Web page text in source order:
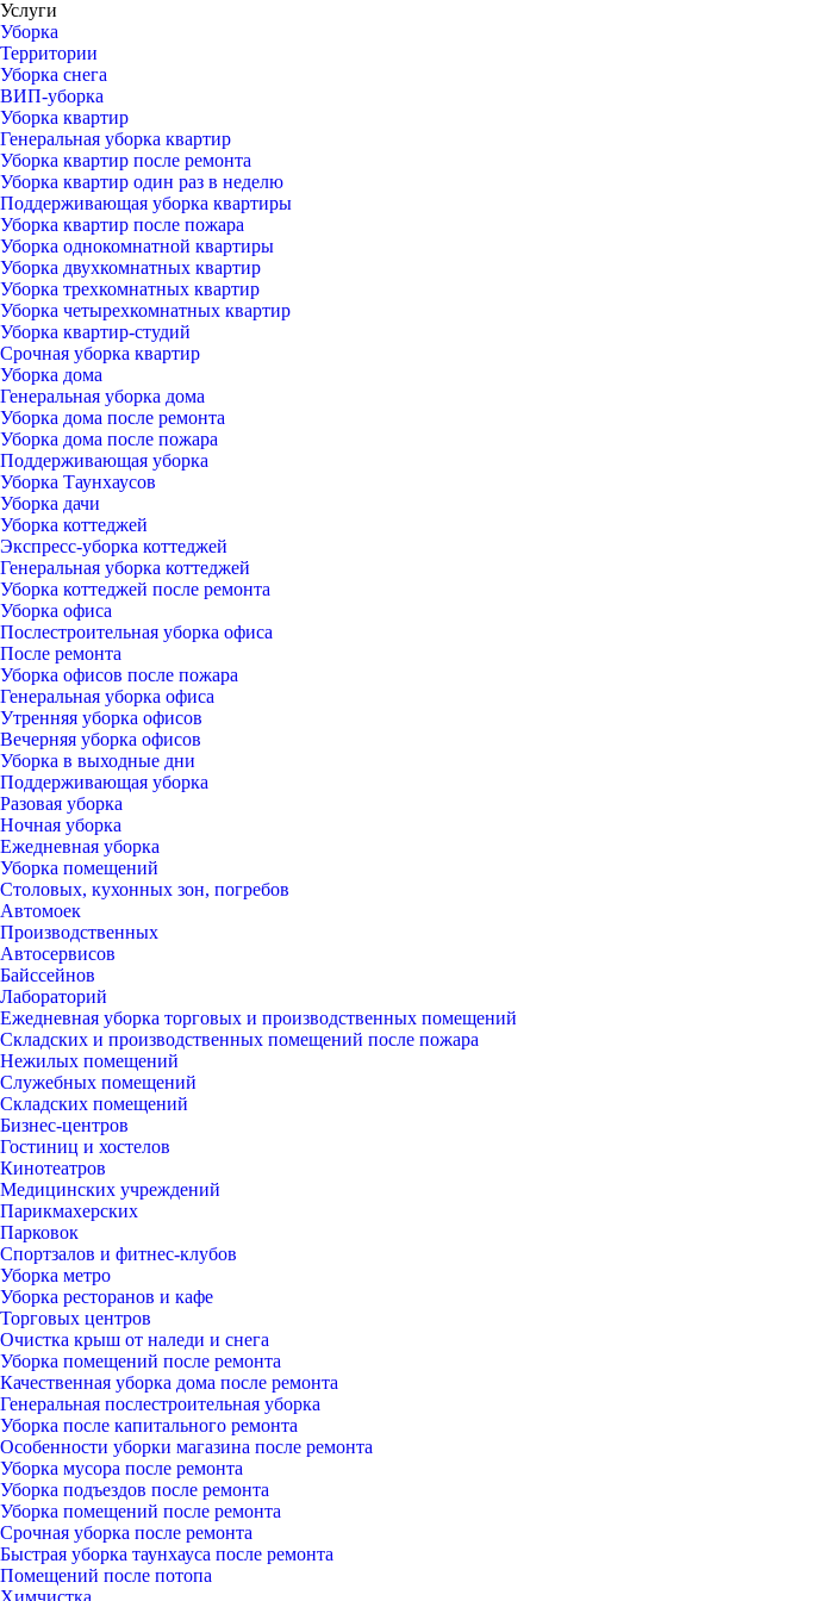
Услуги
Уборка
Территории
Уборка снега
ВИП-уборка
Уборка квартир
Генеральная уборка квартир
Уборка квартир после ремонта
Уборка квартир один раз в неделю
Поддерживающая уборка квартиры
Уборка квартир после пожара
Уборка однокомнатной квартиры
Уборка двухкомнатных квартир
Уборка трехкомнатных квартир
Уборка четырехкомнатных квартир
Уборка квартир-студий
Срочная уборка квартир
Уборка дома
Генеральная уборка дома
Уборка дома после ремонта
Уборка дома после пожара
Поддерживающая уборка
Уборка Таунхаусов
Уборка дачи
Уборка коттеджей
Экспресс-уборка коттеджей
Генеральная уборка коттеджей
Уборка коттеджей после ремонта
Уборка офиса
Послестроительная уборка офиса
После ремонта
Уборка офисов после пожара
Генеральная уборка офиса
Утренняя уборка офисов
Вечерняя уборка офисов
Уборка в выходные дни
Поддерживающая уборка
Разовая уборка
Ночная уборка
Ежедневная уборка
Уборка помещений
Столовых, кухонных зон, погребов
Автомоек
Производственных
Автосервисов
Байссейнов
Лабораторий
Ежедневная уборка торговых и производственных помещений
Складских и производственных помещений после пожара
Нежилых помещений
Служебных помещений
Складских помещений
Бизнес-центров
Гостиниц и хостелов
Кинотеатров
Медицинских учреждений
Парикмахерских
Парковок
Спортзалов и фитнес-клубов
Уборка метро
Уборка ресторанов и кафе
Торговых центров
Очистка крыш от наледи и снега
Уборка помещений после ремонта
Качественная уборка дома после ремонта
Генеральная послестроительная уборка
Уборка после капитального ремонта
Особенности уборки магазина после ремонта
Уборка мусора после ремонта
Уборка подъездов после ремонта
Уборка помещений после ремонта
Срочная уборка после ремонта
Быстрая уборка таунхауса после ремонта
Помещений после потопа
Химчистка